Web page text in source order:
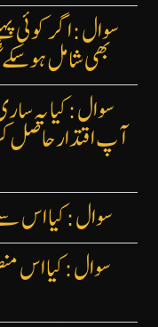
سوال: اگر کوئی
بھی شامل ہوسکے
سوال: کیا یہ
آپ اقتدار
سوال: کیا اس سے
سوال: کیا اس